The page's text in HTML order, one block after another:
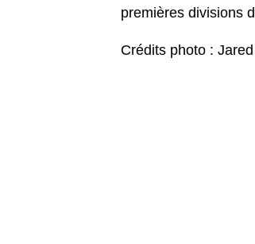
premières divisions
Crédits photo :